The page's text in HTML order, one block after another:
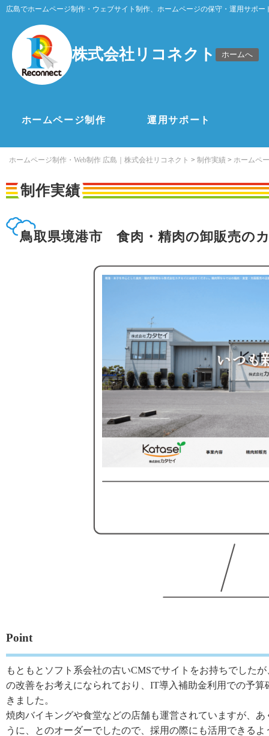
広島でホームページ制作・ウェブサイト制作、ホームページの保守・運用サポー
株式会社リコネクト ホームへ
ホームページ制作 運用サポート
ホームページ制作・Web制作 広島｜株式会社リコネクト > 制作実績 > ホームペ
制作実績
鳥取県境港市 食肉・精肉の卸販売の
Point
もともとソフト系会社の古いCMSでサイトをお持ちでした
の改善をお考えになられており、IT導入補助金利用での予
きました。
焼肉バイキングや食堂などの店舗も運営されていますが、
うに、とのオーダーでしたので、採用の際にも活用できる